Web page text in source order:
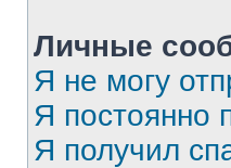
Личные
Я не могу
Я постоянно
Я получил